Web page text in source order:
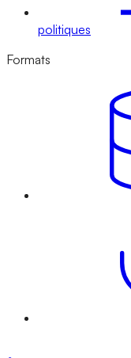
politiques
Formats